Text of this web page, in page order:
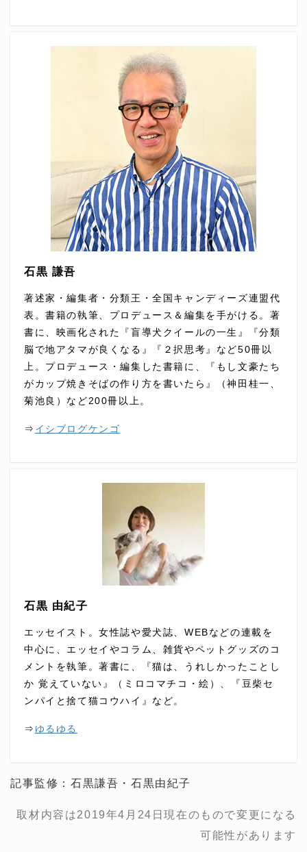
石黒 謙吾
著述家・編集者・分類王・全国キャンディーズ連盟代
表。書籍の執筆、プロデュース＆編集を手がける。著
書に、映画化された『盲導犬クイールの一生』『分類
脳で地アタマが良くなる』『２択思考』など50冊以
上。プロデュース・編集した書籍に、『もし文豪たち
がカップ焼きそばの作り方を書いたら』（神田桂一、
菊池良）など200冊以上。
⇒ イシブログケンゴ
石黒 由紀子
エッセイスト。女性誌や愛犬誌、WEBなどの連載を
中心に、エッセイやコラム、雑貨やペットグッズのコ
メントを執筆。著書に、『猫は、うれしかったことし
か 覚えていない』（ミロコマチコ・絵）、『豆柴セ
ンパイと捨て猫コウハイ』など。
⇒ ゆるゆる
記事監修：石黒謙吾・石黒由紀子
取材内容は2019年4月24日現在のもので変更になる
可能性があります